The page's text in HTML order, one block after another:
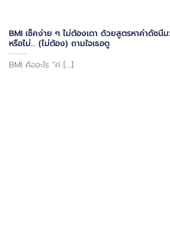
BMI เช็คง่าย ๆ ไม่ต้องเดา ด้วยสูตรหาค่าดัชนี
หรือไม่… (ไม่ต้อง) ถามใจเธอดู
BMI คืออะไร “ค่ [...]